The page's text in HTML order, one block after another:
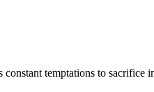
temptations to sacrifice